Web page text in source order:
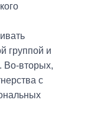
группой и
Во-вторых,
с